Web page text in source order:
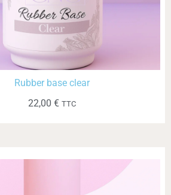
Rubber base clear
22,00 € TTC